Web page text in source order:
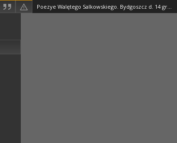
Poezye Walętego Salkowskiego. Bydgoszcz d. 14 grudnia 1848